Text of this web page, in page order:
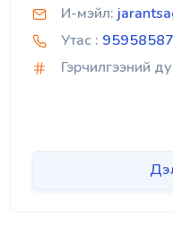
И-мэйл:
Утас : 95958587
Гэрчилгээний